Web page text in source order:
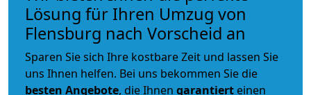
Lösung für Ihren Umzug von
Flensburg nach Vorscheid an
Sparen Sie sich Ihre kostbare Zeit und lassen Sie
uns Ihnen helfen. Bei uns bekommen Sie die
besten Angebote, die Ihnen garantiert einen